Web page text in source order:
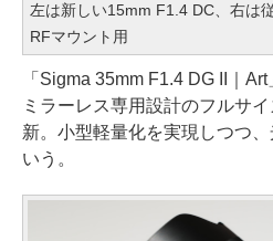
左は新しい15mm F1.4 DC、右は
RFマウント用
「Sigma 35mm F1.4 DG II｜
ミラーレス専用設計のフルサ
新。小型軽量化を実現しつつ
いう。